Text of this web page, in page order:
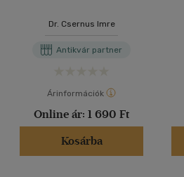
Dr. Csernus Imre
Antikvár partner
Árinformációk
Online ár: 1 690 Ft
Kosárba